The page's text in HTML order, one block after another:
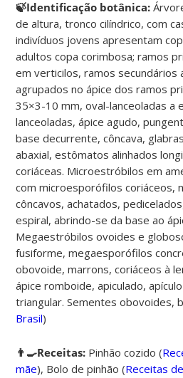
🍃Identificação botânica:
de altura, tronco cilíndrico, com
indivíduos jovens apresentam
adultos copa corimbosa; ramos
em verticilos, ramos secundários
agrupados no ápice dos ramos
35×3-10 mm, oval-lanceoladas a
lanceoladas, ápice agudo,
base decurrente, côncava,
abaxial, estômatos alinhados
coriáceas. Microestróbilos em
com microesporófilos coriáceos,
côncavos, achatados,
espiral, abrindo-se da base ao
Megaestróbilos ovoides e
fusiforme, megaesporófilos
obovoide, marrons, coriáceos à
ápice romboide, apiculado,
triangular. Sementes obovoides,
Brasil)
👨‍🍳Receitas: Pinhão cozido(
mãe), Bolo de pinhão (Receitas